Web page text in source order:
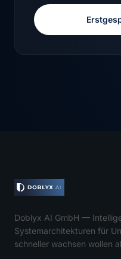
Doblyx AI GmbH —
Systemarchitekturen für
schneller wachsen wollen